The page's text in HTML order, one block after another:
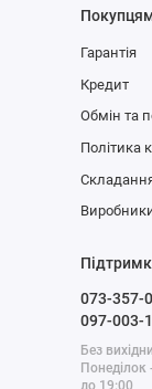
Гарантія
Кредит
Обмін та
Політика
073-357-
097-003-
Без
Понеділок